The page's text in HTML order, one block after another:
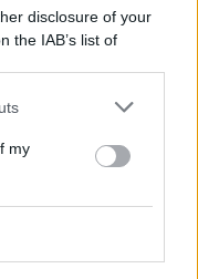
disclosure of your
the IAB’s list of
by us to third parties
my